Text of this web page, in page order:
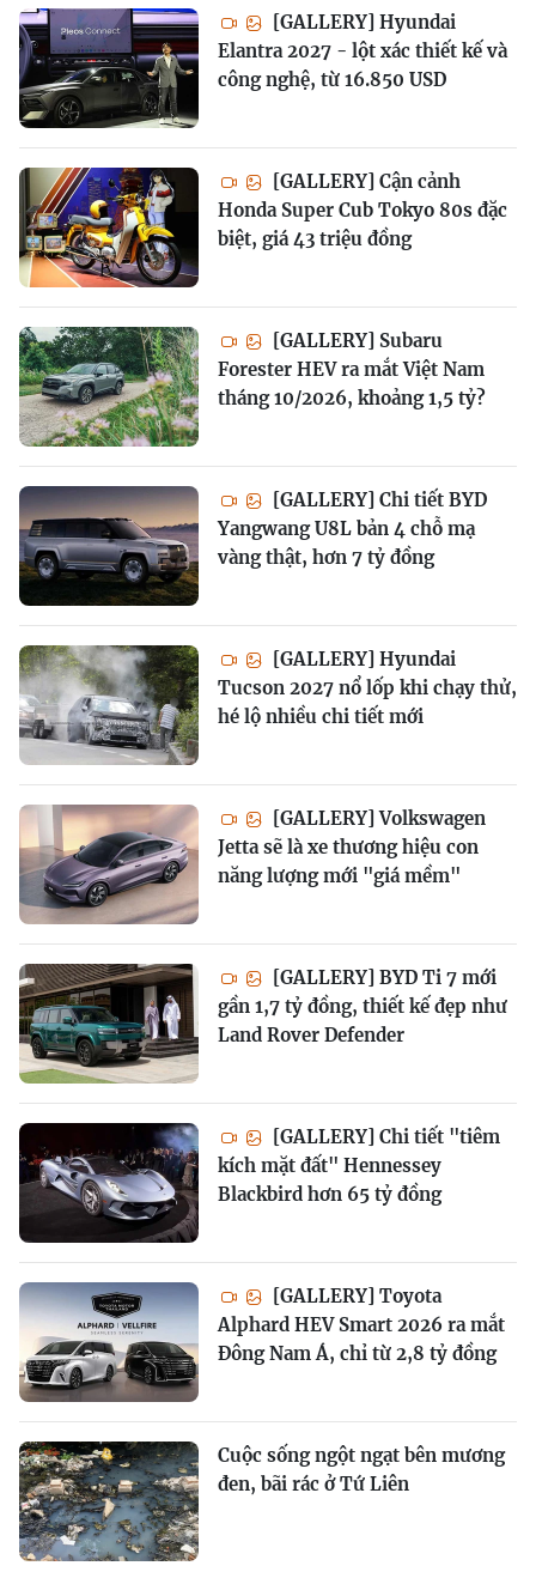
[GALLERY] Hyundai
Elantra 2027 - lột xác thiết kế và
công nghệ, từ 16.850 USD
[GALLERY] Cận cảnh
Honda Super Cub Tokyo 80s đặc
biệt, giá 43 triệu đồng
[GALLERY] Subaru
Forester HEV ra mắt Việt Nam
tháng 10/2026, khoảng 1,5 tỷ?
[GALLERY] Chi tiết BYD
Yangwang U8L bản 4 chỗ mạ
vàng thật, hơn 7 tỷ đồng
[GALLERY] Hyundai
Tucson 2027 nổ lốp khi chạy thử,
hé lộ nhiều chi tiết mới
[GALLERY] Volkswagen
Jetta sẽ là xe thương hiệu con
năng lượng mới "giá mềm"
[GALLERY] BYD Ti 7 mới
gần 1,7 tỷ đồng, thiết kế đẹp như
Land Rover Defender
[GALLERY] Chi tiết "tiêm
kích mặt đất" Hennessey
Blackbird hơn 65 tỷ đồng
[GALLERY] Toyota
Alphard HEV Smart 2026 ra mắt
Đông Nam Á, chỉ từ 2,8 tỷ đồng
Cuộc sống ngột ngạt bên mương
đen, bãi rác ở Tứ Liên